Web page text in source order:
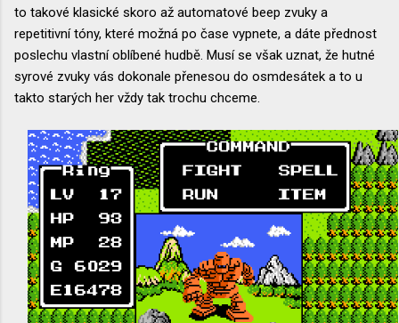
to takové klasické skoro až automatové beep zvuky a
repetitivní tóny, které možná po čase vypnete, a dáte přednost
poslechu vlastní oblíbené hudbě. Musí se však uznat, že hutné
syrové zvuky vás dokonale přenesou do osmdesátek a to u
takto starých her vždy tak trochu chceme.